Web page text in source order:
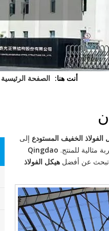
أنت هنا: الصفحة الرئيسية
الفولاذ الخفيف المستودع إلى
مثالية للمنتج. Qingdao
تبحث عن أفضل هيكل الفولاذ